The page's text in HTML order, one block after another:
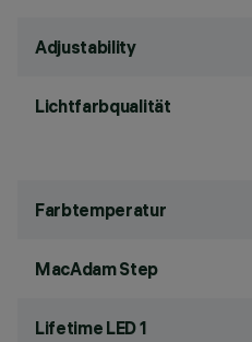
Adjustability
Lichtfarbqualität
Farbtemperatur
MacAdam Step
Lifetime LED 1